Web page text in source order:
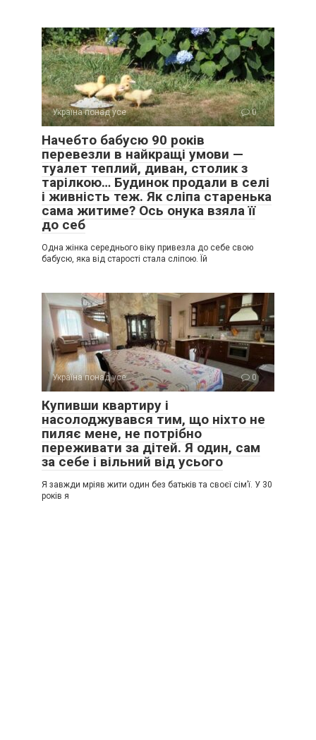
Україна понад усе 0
Начебто бабусю 90 років
перевезли в найкращі умови —
туалет теплий, диван, столик з
тарілкою… Будинок продали в селі
і живність теж. Як сліпа старенька
сама житиме? Ось онука взяла її
до себ
Одна жінка середнього віку привезла до себе свою
бабусю, яка від старості стала сліпою. Їй
Україна понад усе 0
Купивши квартиру і
насолоджувався тим, що ніхто не
пиляє мене, не потрібно
переживати за дітей. Я один, сам
за себе і вільний від усього
Я завжди мріяв жити один без батьків та своєї сім’ї. У 30
років я